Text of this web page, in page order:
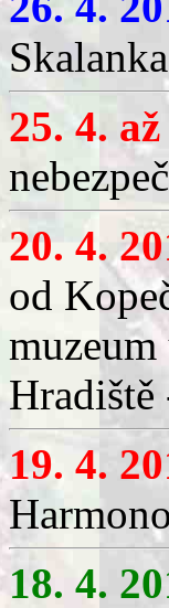
25. 4.
20. 4.
od
19. 4.
18. 4.